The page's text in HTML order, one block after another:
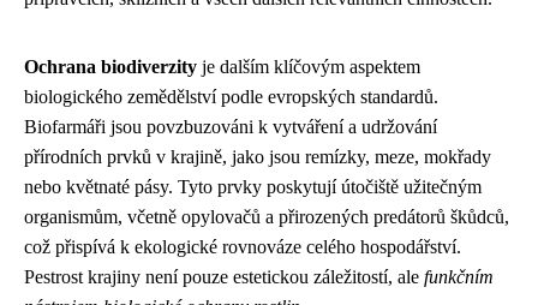
Ochrana biodiverzity je dalším klíčovým aspektem
biologického zemědělství podle evropských standardů.
Biofarmáři jsou povzbuzováni k vytváření a udržování
přírodních prvků v krajině, jako jsou remízky, meze, mokřady
nebo květnaté pásy. Tyto prvky poskytují útočiště užitečným
organismům, včetně opylovačů a přirozených predátorů škůdců,
což přispívá k ekologické rovnováze celého hospodářství.
Pestrost krajiny není pouze estetickou záležitostí, ale funkčním